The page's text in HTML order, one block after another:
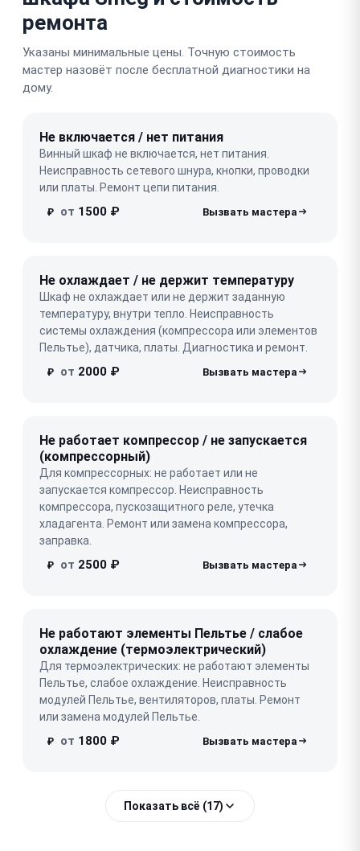
ремонта
Указаны минимальные цены. Точную стоимость
мастер назовёт после бесплатной диагностики на
дому.
Не включается / нет питания
Винный шкаф не включается, нет питания.
Неисправность сетевого шнура, кнопки, проводки
или платы. Ремонт цепи питания.
₽ от 1500 ₽
Не охлаждает / не держит температуру
Шкаф не охлаждает или не держит заданную
температуру, внутри тепло. Неисправность
системы охлаждения (компрессора или элементов
Пельтье), датчика, платы. Диагностика и ремонт.
₽ от 2000 ₽
Не работает компрессор / не запускается
(компрессорный)
Для компрессорных: не работает или не
запускается компрессор. Неисправность
компрессора, пускозащитного реле, утечка
хладагента. Ремонт или замена компрессора,
заправка.
₽ от 2500 ₽
Не работают элементы Пельтье / слабое
охлаждение (термоэлектрический)
Для термоэлектрических: не работают элементы
Пельтье, слабое охлаждение. Неисправность
модулей Пельтье, вентиляторов, платы. Ремонт
или замена модулей Пельтье.
₽ от 1800 ₽
Показать всё (17)